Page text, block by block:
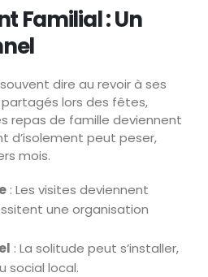
Familial : Un
dire au revoir à ses
lors des fêtes,
repas de famille deviennent
d’isolement peut peser,
mois.
: Les visites deviennent
une organisation
: La solitude peut s’installer,
social local.